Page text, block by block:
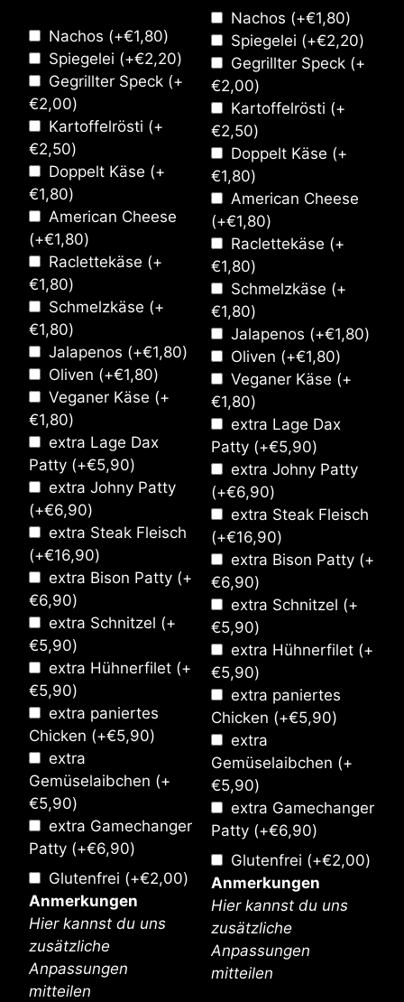
Nachos (+€1,80)
Spiegelei (+€2,20)
Gegrillter Speck (+
€2,00)
Kartoffelrösti (+
€2,50)
Doppelt Käse (+
€1,80)
American Cheese
(+€1,80)
Raclettekäse (+
€1,80)
Schmelzkäse (+
€1,80)
Jalapenos (+€1,80)
Oliven (+€1,80)
Veganer Käse (+
€1,80)
extra Lage Dax
Patty (+€5,90)
extra Johny Patty
(+€6,90)
extra Steak Fleisch
(+€16,90)
extra Bison Patty (+
€6,90)
extra Schnitzel (+
€5,90)
extra Hühnerfilet (+
€5,90)
extra paniertes
Chicken (+€5,90)
extra
Gemüselaibchen (+
€5,90)
extra Gamechanger
Patty (+€6,90)
Glutenfrei (+€2,00)
Anmerkungen
Hier kannst du uns
zusätzliche
Anpassungen
mitteilen
Nachos (+€1,80)
Spiegelei (+€2,20)
Gegrillter Speck (+
€2,00)
Kartoffelrösti (+
€2,50)
Doppelt Käse (+
€1,80)
American Cheese
(+€1,80)
Raclettekäse (+
€1,80)
Schmelzkäse (+
€1,80)
Jalapenos (+€1,80)
Oliven (+€1,80)
Veganer Käse (+
€1,80)
extra Lage Dax
Patty (+€5,90)
extra Johny Patty
(+€6,90)
extra Steak Fleisch
(+€16,90)
extra Bison Patty (+
€6,90)
extra Schnitzel (+
€5,90)
extra Hühnerfilet (+
€5,90)
extra paniertes
Chicken (+€5,90)
extra
Gemüselaibchen (+
€5,90)
extra Gamechanger
Patty (+€6,90)
Glutenfrei (+€2,00)
Anmerkungen
Hier kannst du uns
zusätzliche
Anpassungen
mitteilen